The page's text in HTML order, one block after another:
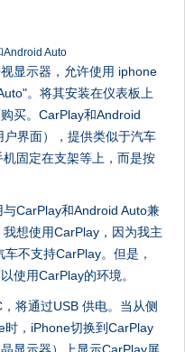
Android Auto
显示器，允许使用 iphone
。将其安装在仪表板上
买。CarPlay和Android
界面），提供类似于汽车
固定在支架等上，而是按
CarPlay和Android Auto兼
想使用CarPlay，因为我主
不支持CarPlay。但是，
使用CarPlay的环境。
将通过USB 供电。当从侧
时，iPhone切换到CarPlay